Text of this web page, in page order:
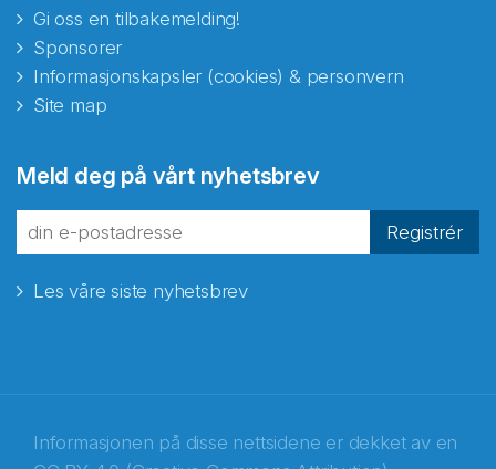
Gi oss en tilbakemelding!
Sponsorer
Informasjonskapsler (cookies) & personvern
Site map
Meld deg på vårt nyhetsbrev
Registrér
Les våre siste nyhetsbrev
Informasjonen på disse nettsidene er dekket av en